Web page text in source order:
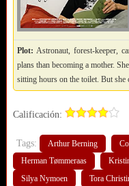
Plot: Astronaut, forest-keeper,
plans than becoming a mother.
sitting hours on the toilet. But she
Calificación:
Tags: Arthur Berning
Herman Tømmeraas
Silya Nymoen
Tora